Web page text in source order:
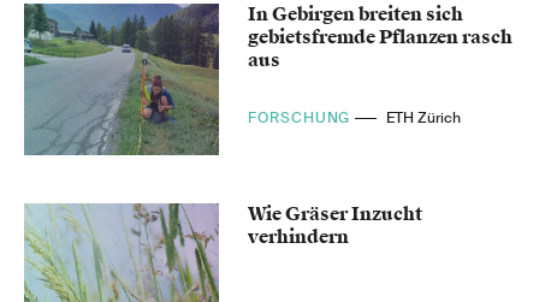
In Gebirgen breiten sich
gebietsfremde Pflanzen rasch
aus
FORSCHUNG ETH Zürich
Wie Gräser Inzucht
verhindern